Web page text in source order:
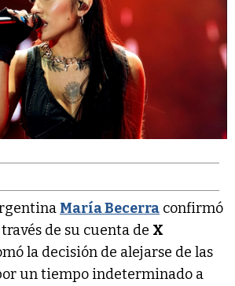
María Becerra confirmó
de su cuenta de X
la decisión de alejarse de las
un tiempo indeterminado a